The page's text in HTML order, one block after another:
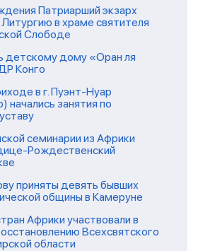
Патриарший экзарх
в храме святителя
Слободе
детскому дому «Оран ля
Конго
в г. Пуэнт-Нуар
начались занятия по
семинарии из Африки
Рождественский
приняты девять бывших
общины в Камеруне
Африки участвовали в
Всехсвятского
области